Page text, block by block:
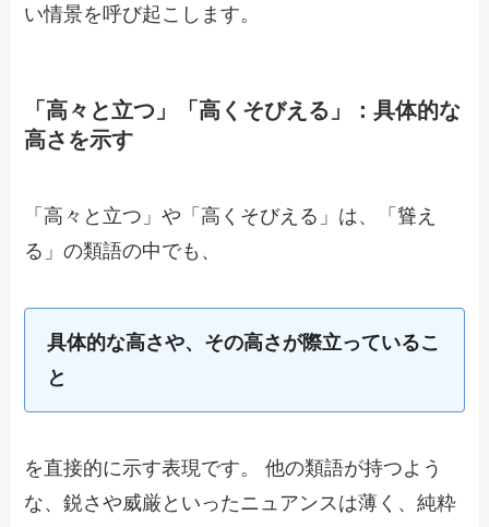
い情景を呼び起こします。
「高々と立つ」「高くそびえる」：具体的な
高さを示す
「高々と立つ」や「高くそびえる」は、「聳え
る」の類語の中でも、
具体的な高さや、その高さが際立っているこ
と
を直接的に示す表現です。 他の類語が持つよう
な、鋭さや威厳といったニュアンスは薄く、純粋